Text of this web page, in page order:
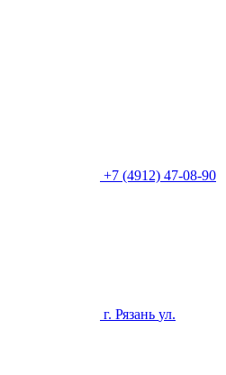
+7 (4912) 47-08-90
г. Рязань ул.